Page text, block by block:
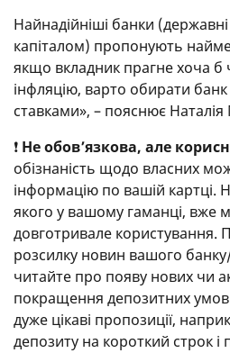
Найнадійніші банки
капіталом) пропонують
якщо вкладник прагне хоча б
інфляцію, варто обирати
ставками», – пояснює Наталія
❗ Не обов’язкова, але
обізнаність щодо власних
інформацію по вашій картці.
якого у вашому гаманці, вже
довготривале користування.
розсилку новин вашого
читайте про появу нових чи
покращення депозитних
дуже цікаві пропозиції,
депозиту на короткий строк і